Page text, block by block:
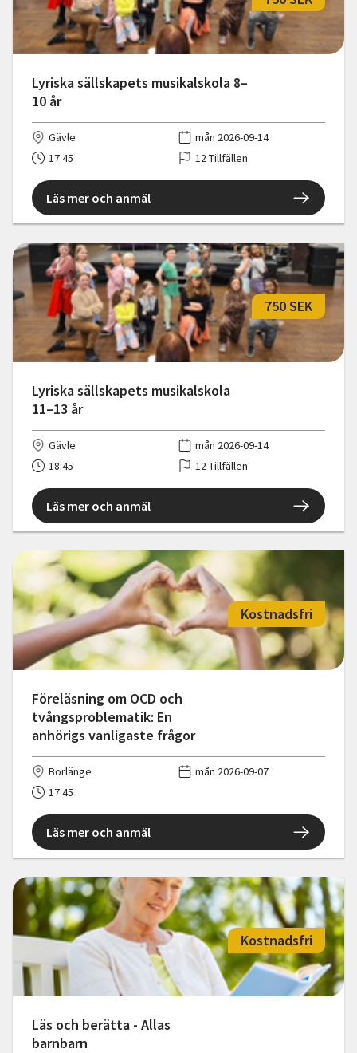
Lyriska sällskapets musikalskola 8–
10 år
Gävle
mån 2026-09-14
17:45
12 Tillfällen
Läs mer och anmäl
Lyriska sällskapets musikalskola
11–13 år
750 SEK
Gävle
mån 2026-09-14
18:45
12 Tillfällen
Läs mer och anmäl
Föreläsning om OCD och
tvångsproblematik: En
anhörigs vanligaste frågor
Kostnadsfri
Borlänge
mån 2026-09-07
17:45
Läs mer och anmäl
Läs och berätta - Allas
barnbarn
Kostnadsfri